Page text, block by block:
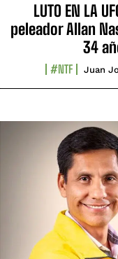
LUTO EN LA
peleador Allan
34
#NTF Juan